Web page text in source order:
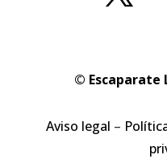
© Escaparate
Aviso legal –